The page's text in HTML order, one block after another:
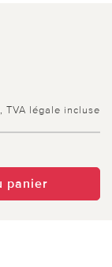
TVA légale incluse
panier